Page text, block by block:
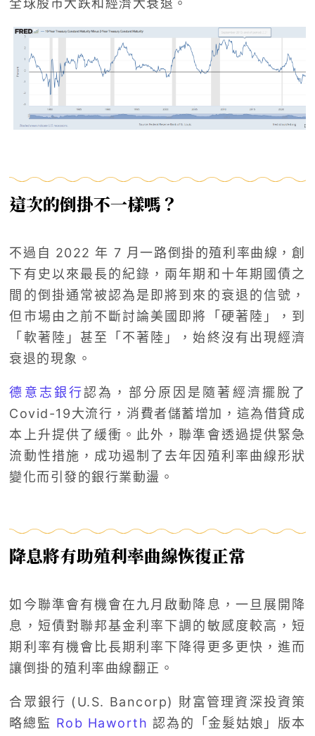
全球股市大跌和經濟大衰退。
這次的倒掛不一樣嗎？
不過自 2022 年 7 月一路倒掛的殖利率曲線，創
下有史以來最長的紀錄，兩年期和十年期國債之
間的倒掛通常被認為是即將到來的衰退的信號，
但市場由之前不斷討論美國即將「硬著陸」，到
「軟著陸」甚至「不著陸」，始終沒有出現經濟
衰退的現象。
德意志銀行認為，部分原因是隨著經濟擺脫了
Covid-19大流行，消費者儲蓄增加，這為借貸成
本上升提供了緩衝。此外，聯準會透過提供緊急
流動性措施，成功遏制了去年因殖利率曲線形狀
變化而引發的銀行業動盪。
降息將有助殖利率曲線恢復正常
如今聯準會有機會在九月啟動降息，一旦展開降
息，短債對聯邦基金利率下調的敏感度較高，短
期利率有機會比長期利率下降得更多更快，進而
讓倒掛的殖利率曲線翻正。
合眾銀行 (U.S. Bancorp) 財富管理資深投資策
略總監 Rob Haworth 認為的「金髮姑娘」版本